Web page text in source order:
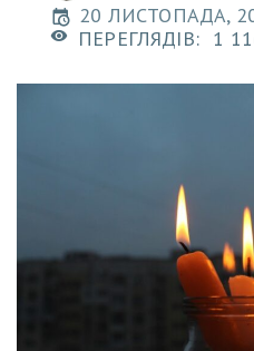
20 ЛИСТОПАДА,
ПЕРЕГЛЯДІВ: 1